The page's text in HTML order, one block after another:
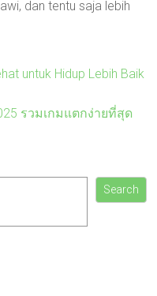
dan tentu saja lebih
untuk Hidup Lebih Baik
รวมเกมแตกง่ายที่สุด
Search